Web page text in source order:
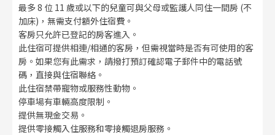
最多 8 位 11 歲或以下的兒童可與父母或監護人同住一間房 (不
加床)，無需支付額外住宿費。
客房只允許已登記的房客進入。
此住宿可提供相連/相通的客房，但需視當時是否有可使用的客
房。如果您有此需求，請撥打預訂確認電子郵件中的電話號
碼，直接與住宿聯絡。
此住宿禁帶寵物或服務性動物。
停車場有車輛高度限制。
提供無現金交易。
提供零接觸入住服務和零接觸退房服務。